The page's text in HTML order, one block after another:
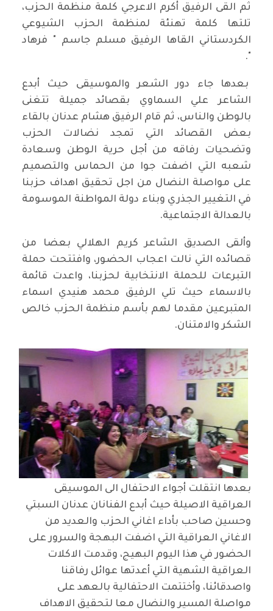
ثم القى الرفيق أكرم الاعرجي كلمة منظمة الحزب،
تلتها كلمة تهنئة لمنظمة الحزب الشيوعي
الكردستاني القاها الرفيق مسلم جاسم " فرهاد
".
بعدها جاء دور الشعر والموسيقى حيث أبدع
الشاعر علي السماوي بقصائد جميلة تتغنى
بالوطن والناس، ثم قام الرفيق هشام عدنان بالقاء
بعض القصائد التي تمجد نضالات الحزب
وتضحيات رفاقه من أجل حرية الوطن وسعادة
شعبه التي اضفت جوا من الحماس والتصميم
على مواصلة النضال من اجل تحقيق اهداف حزبنا
في التغيير الجذري وبناء دولة المواطنة الموسومة
بالعدالة الاجتماعية.
وألقى الصديق الشاعر كريم الهلالي بعضا من
قصائده التي نالت اعجاب الحضور، وافتتحت حملة
التبرعات للحملة الانتخابية لحزبنا، واعدت قائمة
بالاسماء حيث تلي الرفيق محمد هنيدي اسماء
المتبرعين مقدما لهم بأسم منظمة الحزب خالص
الشكر والامتنان.
بعدها انتقلت أجواء الاحتفال الى الموسيقى
العراقية الاصيلة حيث أبدع الفنانان عدنان السبتي
وحسين صاحب بأداء اغاني الحزب والعديد من
الاغاني العراقية التي اضفت البهجة والسرور على
الحضور في هذا اليوم البهيج، وقدمت الاكلات
العراقية الشهية التي أعدتها عوائل رفاقنا
واصدقائنا، وأختتمت الاحتفالية بالعهد على
مواصلة المسير والنضال معا لتحقيق الاهداف